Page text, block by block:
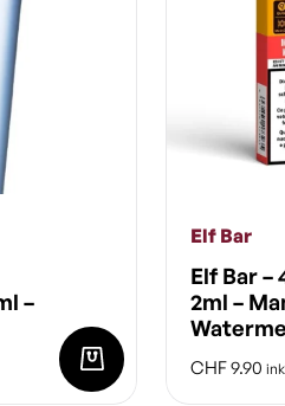
–
Elf Bar
Elf Bar –
2ml –
CHF9.90